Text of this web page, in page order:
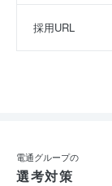
採用URL
電通グループの
選考対策